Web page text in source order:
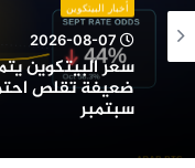
بيانات
وظائف
أمريكية
رفع
أخبار البيتكوين
2026-08-07
سعر البيتكوين
ضعيفة تقلص
سبتمبر